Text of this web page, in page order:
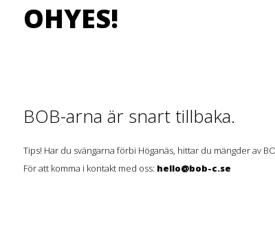
OHYES!
BOB-arna är snart tillbaka.
Tips! Har du svängarna förbi Höganäs, hittar du mängder av
För att komma i kontakt med oss: hello@bob-c.se